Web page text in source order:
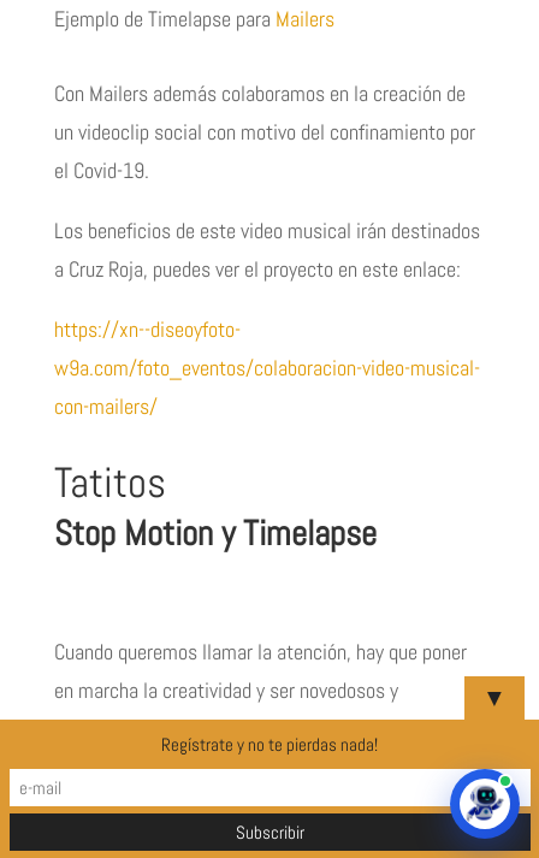
Ejemplo de Timelapse para Mailers
Con Mailers además colaboramos en la creación de
un videoclip social con motivo del confinamiento por
el Covid-19.
Los beneficios de este video musical irán destinados
a Cruz Roja, puedes ver el proyecto en este enlace:
https://xn--diseoyfoto-
w9a.com/foto_eventos/colaboracion-video-musical-
con-mailers/
Tatitos
Stop Motion y Timelapse
Cuando queremos llamar la atención, hay que poner
en marcha la creatividad y ser novedosos y
originales.
En este sentido hay dos técnicas poco explotadas
todavía que son los Stop Motion o secuencias de
▼
Regístrate y no te pierdas nada!